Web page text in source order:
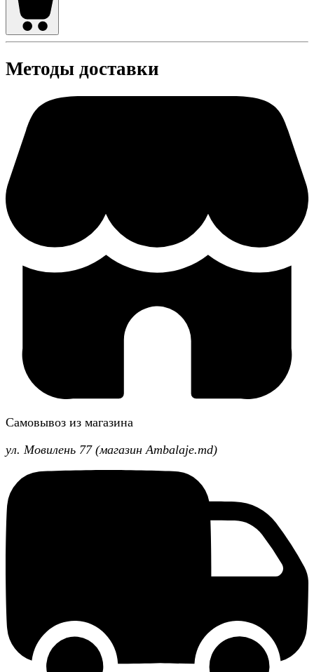
Методы доставки
Самовывоз из магазина
ул. Мовилень 77 (магазин Ambalaje.md)